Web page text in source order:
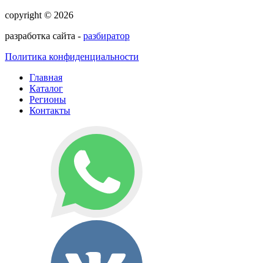
copyright © 2026
разработка сайта - разбиратор
Политика конфиденциальности
Главная
Каталог
Регионы
Контакты